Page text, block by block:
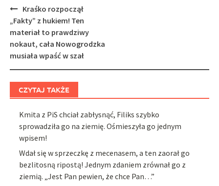
Post
navigation
Kraśko rozpoczął
„Fakty” z hukiem! Ten
materiał to prawdziwy
nokaut, cała Nowogrodzka
musiała wpaść w szał
CZYTAJ TAKŻE
Kmita z PiS chciał zabłysnąć, Filiks szybko
sprowadziła go na ziemię. Ośmieszyła go jednym
wpisem!
Wdał się w sprzeczkę z mecenasem, a ten zaorał go
bezlitosną ripostą! Jednym zdaniem zrównał go z
ziemią. „Jest Pan pewien, że chce Pan…”